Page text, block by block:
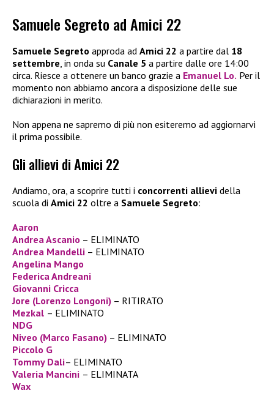
Samuele Segreto ad Amici 22
Samuele Segreto approda ad Amici 22 a partire dal 18
settembre , in onda su Canale 5 a partire dalle ore 14:00
circa. Riesce a ottenere un banco grazie a Emanuel Lo. Per il
momento non abbiamo ancora a disposizione delle sue
dichiarazioni in merito.
Non appena ne sapremo di più non esiteremo ad aggiornarvi
il prima possibile.
Gli allievi di Amici 22
Andiamo, ora, a scoprire tutti i concorrenti allievi della
scuola di Amici 22 oltre a Samuele Segreto:
Aaron
Andrea Ascanio – ELIMINATO
Andrea Mandelli – ELIMINATO
Angelina Mango
Federica Andreani
Giovanni Cricca
Jore (Lorenzo Longoni) – RITIRATO
Mezkal – ELIMINATO
NDG
Niveo (Marco Fasano) – ELIMINATO
Piccolo G
Tommy Dali– ELIMINATO
Valeria Mancini – ELIMINATA
Wax